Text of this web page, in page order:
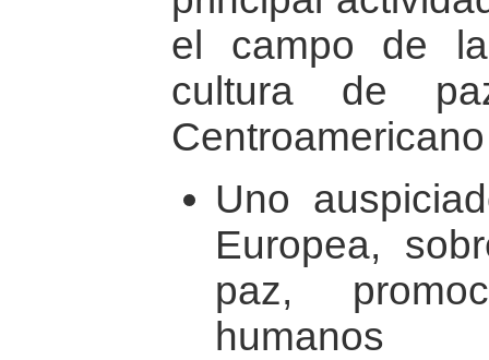
el campo de
cultura de
Uno
Europea,
paz,
humanos